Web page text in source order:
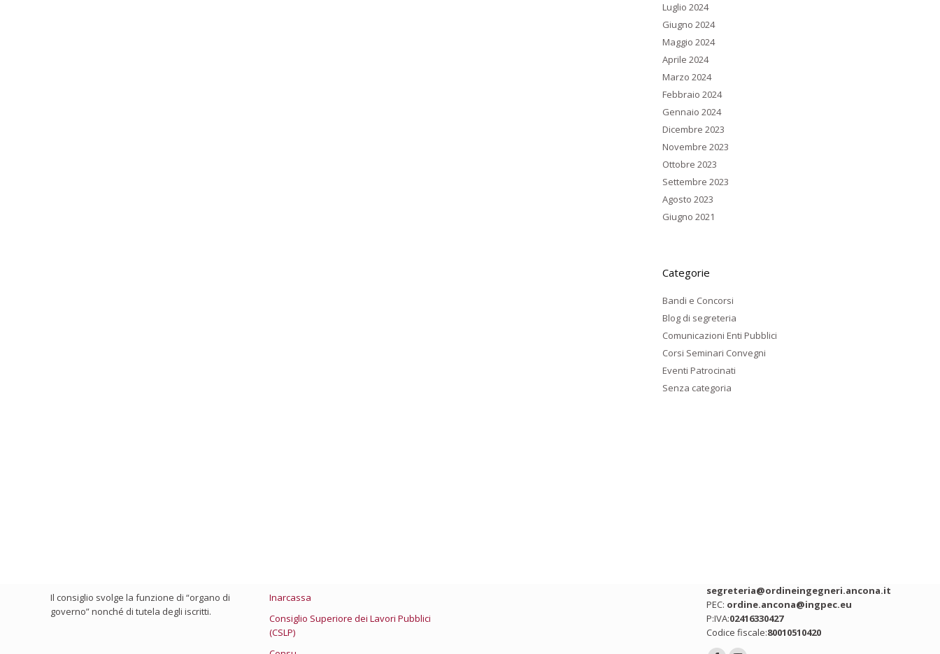
Luglio 2024
Giugno 2024
Maggio 2024
Aprile 2024
Marzo 2024
Febbraio 2024
Gennaio 2024
Dicembre 2023
Novembre 2023
Ottobre 2023
Settembre 2023
Agosto 2023
Giugno 2021
Categorie
Bandi e Concorsi
Blog di segreteria
Comunicazioni Enti Pubblici
Corsi Seminari Convegni
Eventi Patrocinati
Senza categoria
Il consiglio svolge la funzione di “organo di
governo” nonché di tutela degli iscritti.
Inarcassa
Consiglio Superiore dei Lavori Pubblici
(CSLP)
segreteria@ordineingegneri.ancona.it
PEC: ordine.ancona@ingpec.eu
P:IVA:02416330427
Codice fiscale:80010510420